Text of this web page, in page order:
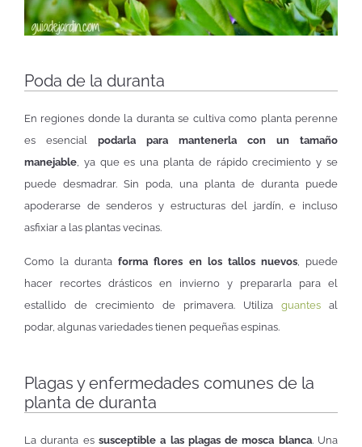
Poda de la duranta
En regiones donde la duranta se cultiva como planta perenne
es esencial podarla para mantenerla con un tamaño
manejable, ya que es una planta de rápido crecimiento y se
puede desmadrar. Sin poda, una planta de duranta puede
apoderarse de senderos y estructuras del jardín, e incluso
asfixiar a las plantas vecinas.
Como la duranta forma flores en los tallos nuevos, puede
hacer recortes drásticos en invierno y prepararla para el
estallido de crecimiento de primavera. Utiliza guantes al
podar, algunas variedades tienen pequeñas espinas.
Plagas y enfermedades comunes de la
planta de duranta
La duranta es susceptible a las plagas de mosca blanca. Una